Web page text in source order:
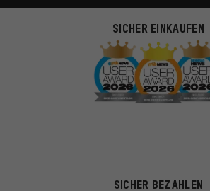
SICHER EINKAUFEN
SICHER BEZAHLEN